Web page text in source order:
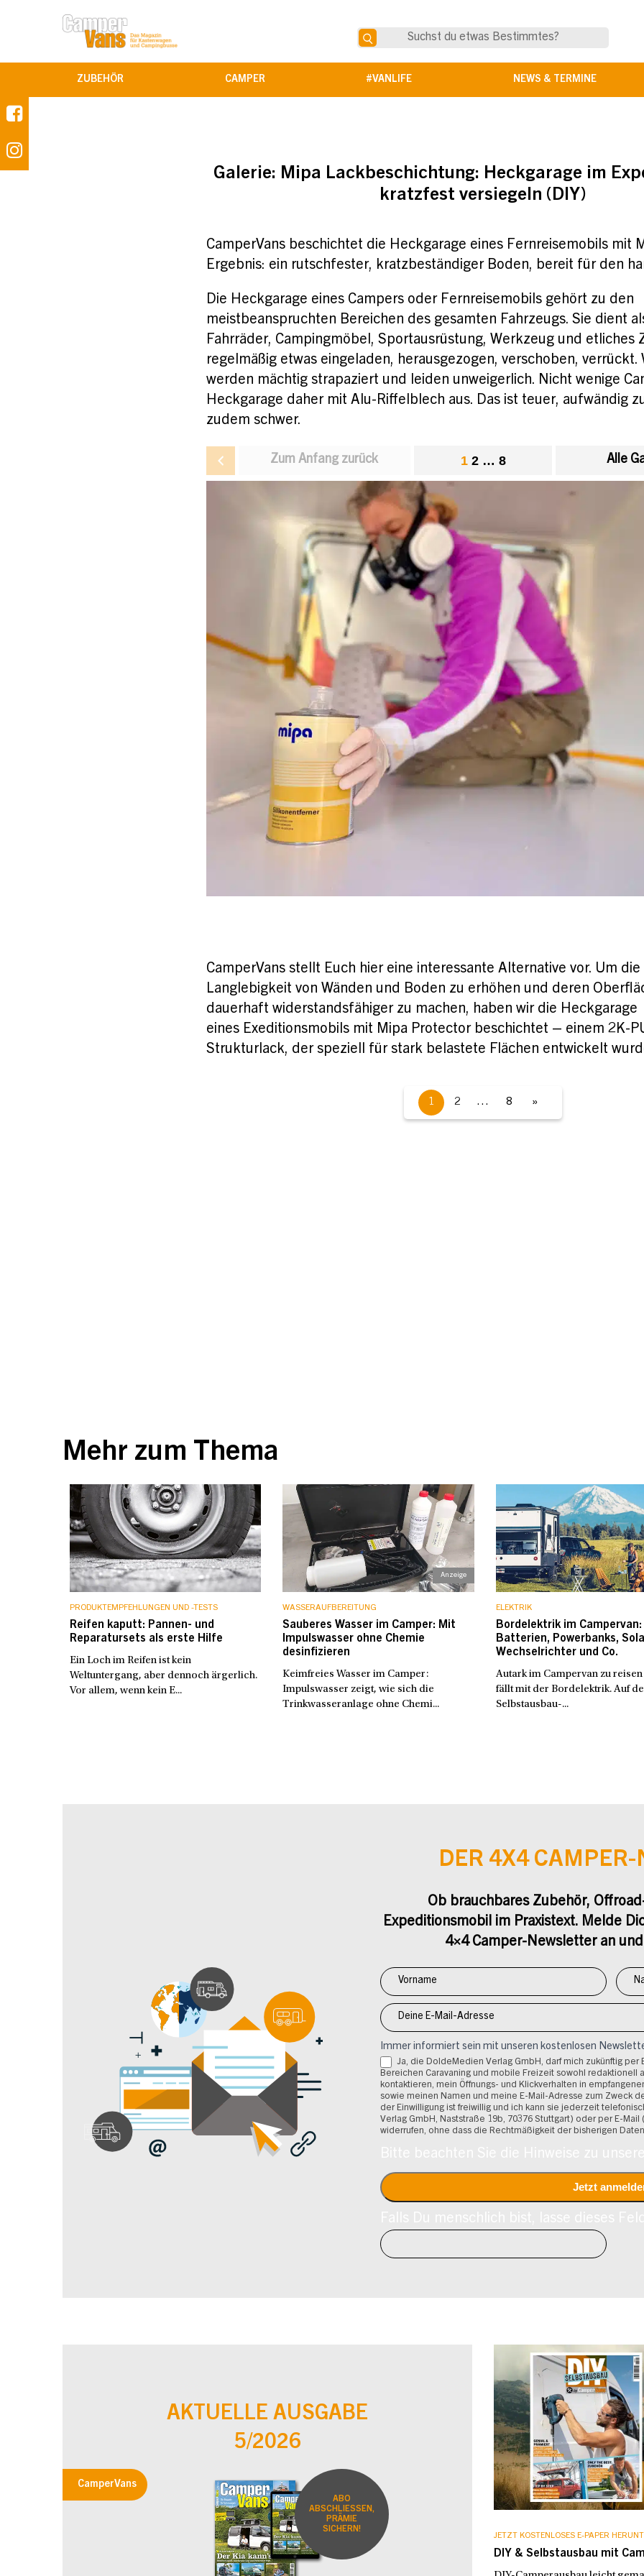
ZUBEHÖR CAMPER #VANLIFE NEWS & TERMINE
Galerie: Mipa Lackbeschichtung: Heckgarage im
kratzfest versiegeln (DIY)
CamperVans beschichtet die Heckgarage eines Fernreisemobils mit
Ergebnis: ein rutschfester, kratzbeständiger Boden, bereit für den
Die Heckgarage eines Campers oder Fernreisemobils gehört zu den
meistbeanspruchten Bereichen des gesamten Fahrzeugs. Sie dient
Fahrräder, Campingmöbel, Sportausrüstung, Werkzeug und etliches
regelmäßig etwas eingeladen, herausgezogen, verschoben, verrückt.
werden mächtig strapaziert und leiden unweigerlich. Nicht wenige
Heckgarage daher mit Alu-Riffelblech aus. Das ist teuer, aufwändig
zudem schwer.
Zum Anfang zurück 1 2 … 8 Alle
CamperVans stellt Euch hier eine interessante Alternative vor. Um die
Langlebigkeit von Wänden und Boden zu erhöhen und deren
dauerhaft widerstandsfähiger zu machen, haben wir die Heckgarage
eines Exeditionsmobils mit Mipa Protector beschichtet – einem 2K-
Strukturlack, der speziell für stark belastete Flächen entwickelt
1 2 … 8 »
Mehr zum Thema
PRODUKTEMPFEHLUNGEN UND -TESTS
Reifen kaputt: Pannen- und
Reparatursets als erste Hilfe
Ein Loch im Reifen ist kein
Weltuntergang, aber dennoch ärgerlich.
Vor allem, wenn kein E...
WASSERAUFBEREITUNG
Sauberes Wasser im Camper: Mit
Impulswasser ohne Chemie
desinfizieren
Keimfreies Wasser im Camper:
Impulswasser zeigt, wie sich die
Trinkwasseranlage ohne Chemi...
ELEKTRIK
Bordelektrik im Campervan:
Batterien, Powerbanks,
Wechselrichter und Co.
Autark im Campervan zu reisen
fällt mit der Bordelektrik. Auf
Selbstausbau-...
DER 4X4 CAMPER-
Ob brauchbares Zubehör,
Expeditionsmobil im Praxistext. Melde
4×4 Camper-Newsletter an
Newsletter
Anmeldung
4x4
Immer informiert sein mit unseren kostenlosen
Ja, die DoldeMedien Verlag GmbH, darf mich zukünftig
Bereichen Caravaning und mobile Freizeit sowohl redaktionell
kontaktieren, mein Öffnungs- und Klickverhalten in
sowie meinen Namen und meine E-Mail-Adresse zum Zweck
der Einwilligung ist freiwillig und ich kann sie jederzeit
Verlag GmbH, Naststraße 19b, 70376 Stuttgart) oder per E-
widerrufen, ohne dass die Rechtmäßigkeit der bisherigen
AKTUELLE AUSGABE
5/2026
CamperVans
ABO
ABSCHLIESSEN,
PRÄMIE
SICHERN!
JETZT KOSTENLOSES E-PAPER
DIY & Selbstausbau mit